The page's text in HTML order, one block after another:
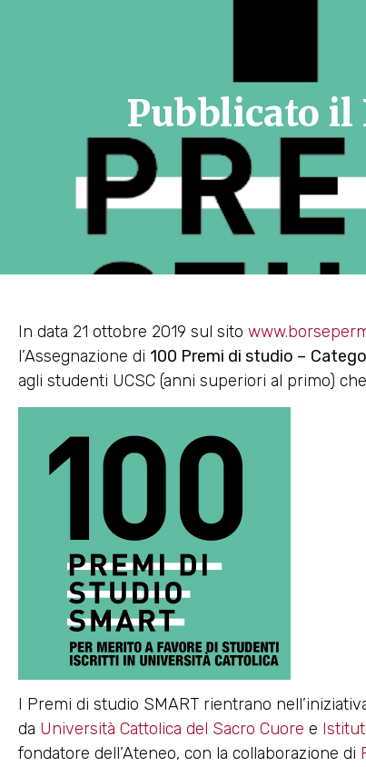
Pubblicato il
In data 21 ottobre 2019 sul sito
l’Assegnazione di 100 Premi di studio –
agli studenti UCSC (anni superiori al primo) che
I Premi di studio SMART rientrano
da Università Cattolica del Sacro Cuore e
fondatore dell’Ateneo, con la collaborazione di